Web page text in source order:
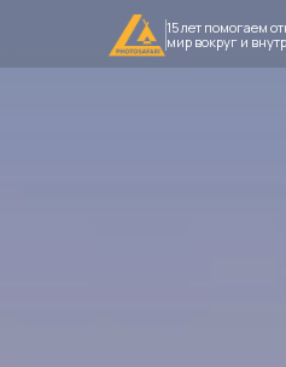
15 лет помогаем
мир вокруг и внутри